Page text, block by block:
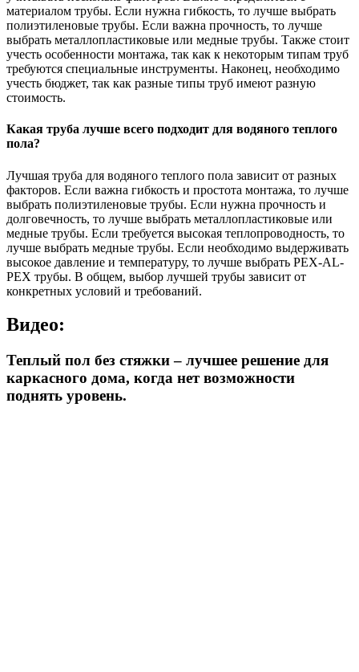
материалом трубы. Если нужна гибкость, то лучше выбрать
полиэтиленовые трубы. Если важна прочность, то лучше
выбрать металлопластиковые или медные трубы. Также стоит
учесть особенности монтажа, так как к некоторым типам труб
требуются специальные инструменты. Наконец, необходимо
учесть бюджет, так как разные типы труб имеют разную
стоимость.
Какая труба лучше всего подходит для водяного теплого
пола?
Лучшая труба для водяного теплого пола зависит от разных
факторов. Если важна гибкость и простота монтажа, то лучше
выбрать полиэтиленовые трубы. Если нужна прочность и
долговечность, то лучше выбрать металлопластиковые или
медные трубы. Если требуется высокая теплопроводность, то
лучше выбрать медные трубы. Если необходимо выдерживать
высокое давление и температуру, то лучше выбрать PEX-AL-
PEX трубы. В общем, выбор лучшей трубы зависит от
конкретных условий и требований.
Видео:
Теплый пол без стяжки – лучшее решение для
каркасного дома, когда нет возможности
поднять уровень.